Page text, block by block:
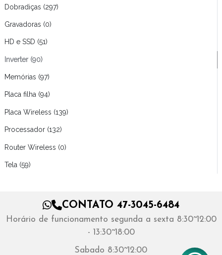
Dobradiças (297)
Gravadoras (0)
HD e SSD (51)
Inverter (90)
Memórias (97)
Placa filha (94)
Placa Wireless (139)
Processador (132)
Router Wireless (0)
Tela (59)
CONTATO 47-3045-6484
Horário de funcionamento segunda a sexta 8:30~12:00
- 13:30~18:00
Sabado 8:30~12:00